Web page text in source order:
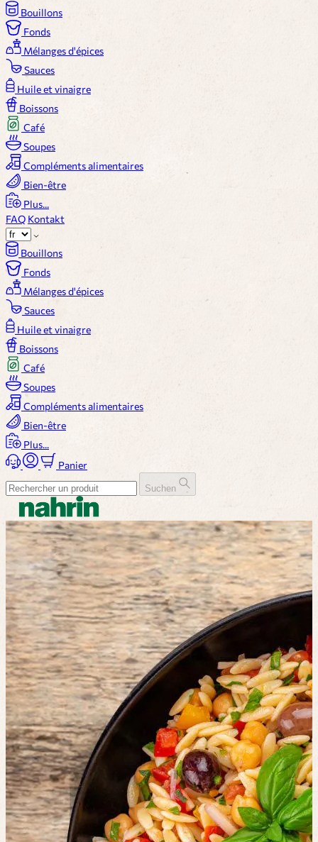
Bouillons
Fonds
Mélanges d'épices
Sauces
Huile et vinaigre
Boissons
Café
Soupes
Compléments alimentaires
Bien-être
Plus...
FAQ Kontakt
Bouillons
Fonds
Mélanges d'épices
Sauces
Huile et vinaigre
Boissons
Café
Soupes
Compléments alimentaires
Bien-être
Plus...
Panier
Suchen